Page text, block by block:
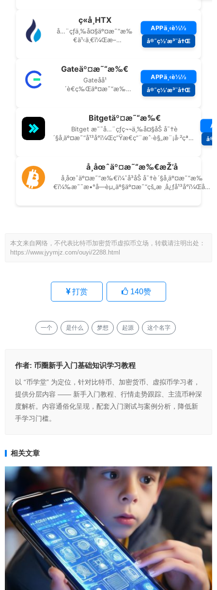
本文来自网络，不代表比特币加密货币虚拟币立场，转载请注明出处：
https://www.jyymjz.com/ouyi/2288.html
打赏 140赞
一个 是什么 梦想 起源 这个名字
作者: 币圈新手入门基础知识学习教程
以 “币学堂” 为定位，针对比特币、加密货币、虚拟币学习者，
提供分层内容 —— 新手入门教程、行情走势跟踪、主流币种深
度解析。内容通俗化呈现，配套入门测试与案例分析，降低新
手学习门槛。
相关文章